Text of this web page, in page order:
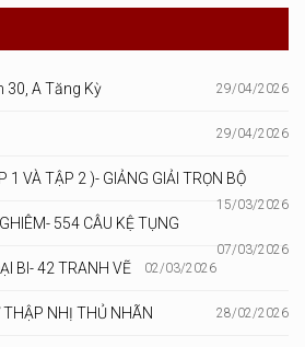
30, A Tăng Kỳ 29/04/2026
29/04/2026
1 VÀ TẬP 2 )- GIẢNG GIẢI TRỌN BỘ
15/03/2026
554 CÂU KỆ TỤNG
07/03/2026
BI- 42 TRANH VẼ 02/03/2026
THẬP NHỊ THỦ NHÃN 28/02/2026